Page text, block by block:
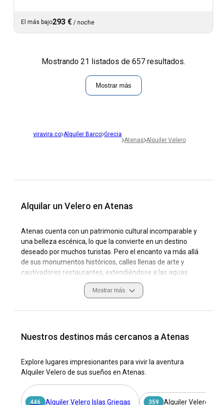
El más bajo293 € / noche
Mostrando 21 listados de 657 resultados.
Mostrar más
viravira.co Alquiler Barco Grecia
Atenas Alquiler Velero
Alquilar un Velero en Atenas
Atenas cuenta con un patrimonio cultural incomparable y
una belleza escénica, lo que la convierte en un destino
deseado por muchos turistas. Pero el encanto va más allá
de sus monumentos históricos, calles llenas de arte y
cautivadores restaurantes, extendiéndose a las aguas
azules del Mar Egeo. De hecho, alquilar un velero en Atenas
ofrece acceso a las famosas Islas Griegas, conocidas por
cristalinas.
Navegar en Atenas es sinónimo de aventura, relajación e
Junto con el mejor puerto de navegación - la Marina de
Alimos, la costa de la ciudad ofrece vientos emocionantes y
lugares tranquilos, la mezcla perfecta para estimular tanto
a navegantes principiantes como a expertos. Maneja tu
Mostrar más
Nuestros destinos más cercanos a Atenas
Explore lugares impresionantes para vivir la aventura
Alquiler Velero de sus sueños en Atenas.
446 Alquiler Velero Islas Griegas 359 Alquiler Velero